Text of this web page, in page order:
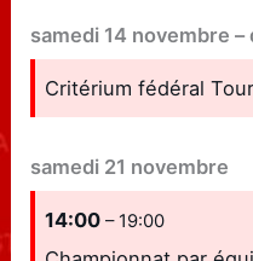
samedi 14 novembre –
Critérium fédéral
samedi 21 novembre
14:00– 19:00